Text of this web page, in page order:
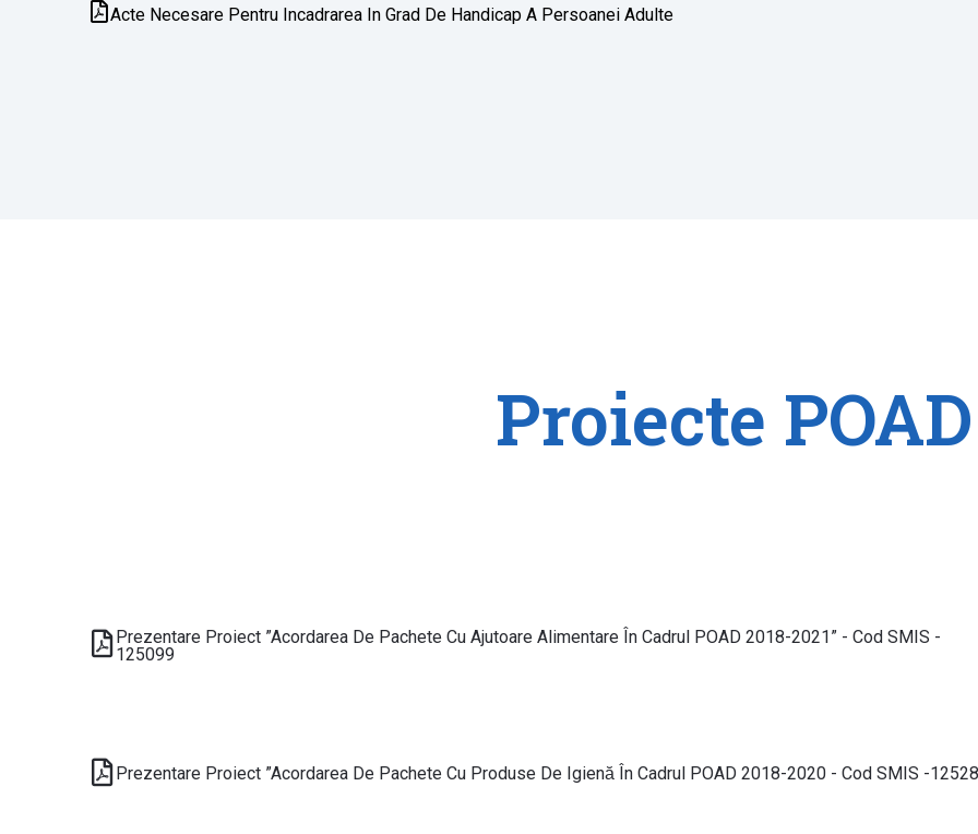
Acte Necesare Pentru Incadrarea In Grad De Handicap A Persoanei Adulte
Proiecte POAD
Prezentare Proiect ”Acordarea De Pachete Cu Ajutoare Alimentare În Cadrul POAD 2018-2021” - Cod SMIS -
125099
Prezentare Proiect ”Acordarea De Pachete Cu Produse De Igienă În Cadrul POAD 2018-2020 - Cod SMIS -